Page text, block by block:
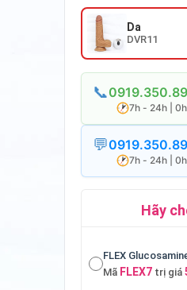
Da
DVR11
7h - 24h |
7h - 24h |
Hãy
FLEX
Mã FLEX7 trị giá